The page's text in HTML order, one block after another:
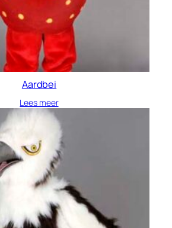
Aardbei
Lees meer